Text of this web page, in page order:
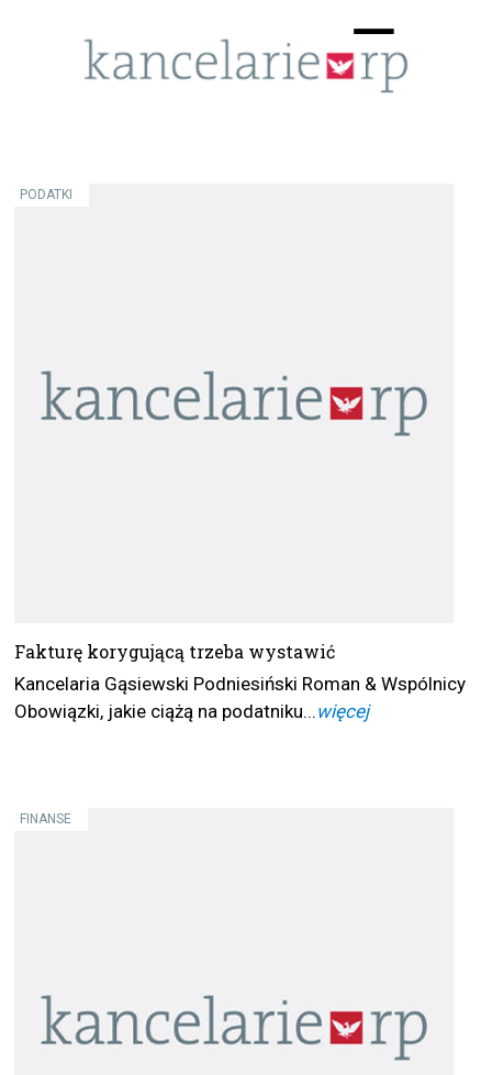
☰
PODATKI
Fakturę korygującą trzeba wystawić
Kancelaria Gąsiewski Podniesiński Roman & Wspólnicy
Obowiązki, jakie ciążą na podatniku...więcej
FINANSE